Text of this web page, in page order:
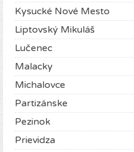
Kysucké Nové Mesto
Liptovský Mikuláš
Lučenec
Malacky
Michalovce
Partizánske
Pezinok
Prievidza